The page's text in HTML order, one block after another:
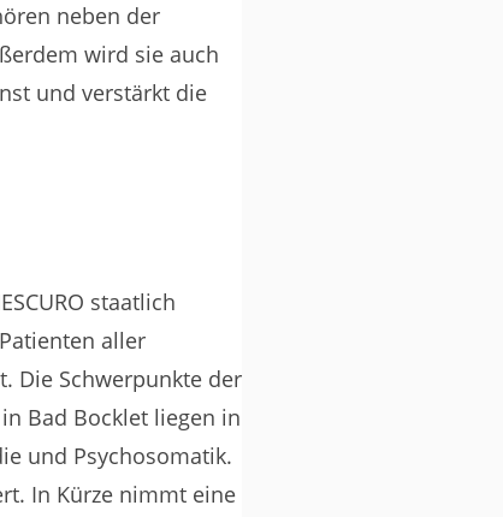
neben der
wird sie auch
und verstärkt die
staatlich
aller
Die Schwerpunkte der
Bad Bocklet liegen in
und Psychosomatik.
In Kürze nimmt eine